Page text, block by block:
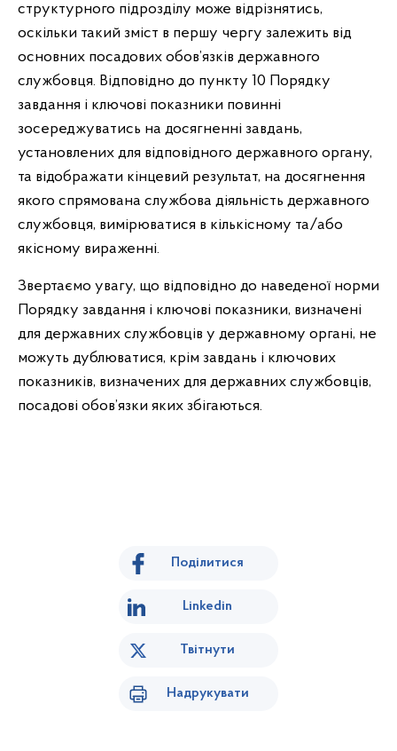
структурного підрозділу може відрізнятись,
оскільки такий зміст в першу чергу залежить від
основних посадових обов’язків державного
службовця. Відповідно до пункту 10 Порядку
завдання і ключові показники повинні
зосереджуватись на досягненні завдань,
установлених для відповідного державного органу,
та відображати кінцевий результат, на досягнення
якого спрямована службова діяльність державного
службовця, вимірюватися в кількісному та/або
якісному вираженні.
Звертаємо увагу, що відповідно до наведеної норми
Порядку завдання і ключові показники, визначені
для державних службовців у державному органі, не
можуть дублюватися, крім завдань і ключових
показників, визначених для державних службовців,
посадові обов’язки яких збігаються.
Поділитися
Linkedin
Твітнути
Надрукувати